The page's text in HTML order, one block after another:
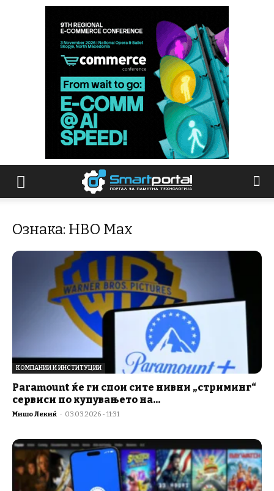
Ознака: HBO Max
КОМПАНИИ И ИНСТИТУЦИИ
Paramount ќе ги спои сите нивни „стриминг“
сервиси по купувањето на...
Мишо Лекиќ - 03.03.2026 - 11:31